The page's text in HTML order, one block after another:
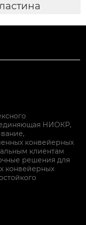
НИОКР,
конвейерных
клиентам
решения для
конвейерных